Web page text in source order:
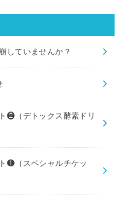
していませんか？
❷（デトックス酵素ドリ
❶（スペシャルチケッ